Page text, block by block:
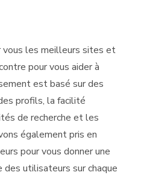
vous les meilleurs sites et
pour vous aider à
est basé sur des
profils, la facilité
de recherche et les
également pris en
pour vous donner une
utilisateurs sur chaque